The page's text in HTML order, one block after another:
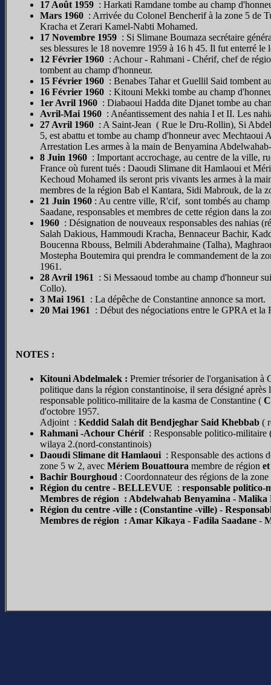
17 Août 1959 : Harkati Ramdane tombe au champ
Mars 1960 : Arrivée du Colonel Bencherif à la zone 5 de
Kracha et Zerari Kamel-Nabti Mohamed.
17 Novembre 1959 : Si Slimane Boumaza secrétaire
ses blessures le 18 novemre 1959 à 16 h 45. Il fut enterré
12 Février 1960 : Achour - Rahmani - Chérif, chef de
tombent au champ d'honneur.
15 Février 1960 : Benabes Tahar et Guellil Said tombent
16 Février 1960 : Kitouni Mekki tombe au champ
1er Avril 1960 : Diabaoui Hadda dite Djanet tombe au
Avril-Mai 1960 : Anéantissement des nahia I et II. Les
27 Avril 1960 : A Saint-Jean ( Rue le Dru-Rollin), Si
5, est abattu et tombe au champ d'honneur avec Mechtaoui
Arrestation Les armes à la main de Benyamina
8 Juin 1960 : Important accrochage, au centre de la ville,
France où furent tués : Daoudi Slimane dit Hamlaoui et
Kechoud Mohamed ils seront pris vivants les armes à la
membres de la région Bab el Kantara, Sidi Mabrouk, de la
21 Juin 1960 : Au centre ville, R'cif, sont tombés au
Saadane, responsables et membres de cette région dans la
1960 : Désignation de nouveaux responsables des nahias
Salah Dakious, Hammoudi Kracha, Bennaceur Bachir,
Boucenna Rbouss, Belmili Abderahmaine (Talha),
Mostepha Boutemira qui prendra le commandement de la
1961.
28 Avril 1961
: Si Messaoud tombe au champ d'honneur
Collo).
3 Mai 1961
: La dépêche de Constantine annonce sa mort.
20 Mai 1961
: Début des négociations entre le GPRA et la
NOTES :
Kitouni Abdelmalek : Premier trésorier de l'organisation à
politique dans la région constantinoise, il sera désigné
responsable politico-militaire de la kasma de Constantine (
d'octobre 1957.
Adjoint : Keddid Salah dit Bendjeghar Said Khebbab (
Rahmani -Achour Chérif : Responsable politico-militaire
wilaya 2.(nord-constantinois)
Daoudi Slimane dit Hamlaoui : Responsable des actions
zone 5 w 2, avec Mériem Bouattoura membre de région
Bachir Bourghoud : Coordonnateur des régions de la
Région du centre - BELLEVUE : responsable
Membres de région : Abdelwahab Benyamina - Malika
Région du centre -ville : (Constantine -ville) -
Membres de région : Amar Kikaya - Fadila Saadane -